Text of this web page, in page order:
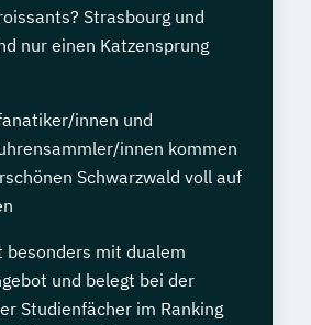
Strasbourg und
nur einen Katzensprung
innen und
innen kommen
Schwarzwald voll auf
besonders mit dualem
und belegt bei der
Studienfächer im Ranking